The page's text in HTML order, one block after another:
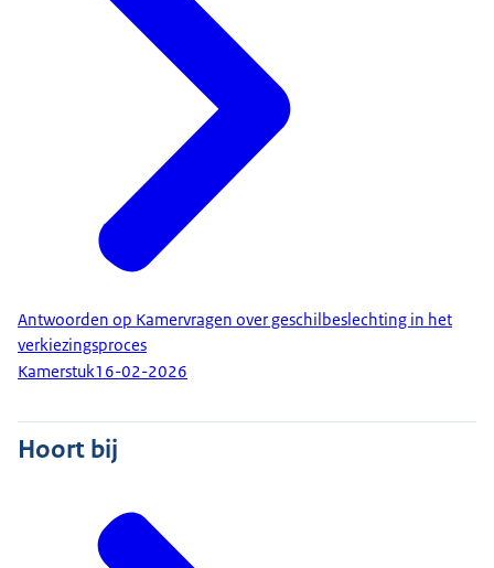
Antwoorden op Kamervragen over geschilbeslechting in het
verkiezingsproces
Kamerstuk16-02-2026
Hoort bij